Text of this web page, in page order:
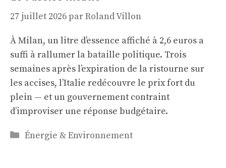
27 juillet 2026parRoland Villon
À Milan, un litre d’essence affiché à 2,6 euros a
suffi à rallumer la bataille politique. Trois
semaines après l’expiration de la ristourne sur
les accises, l’Italie redécouvre le prix fort du
plein — et un gouvernement contraint
d’improviser une réponse budgétaire.
Catégories
Énergie & Environnement